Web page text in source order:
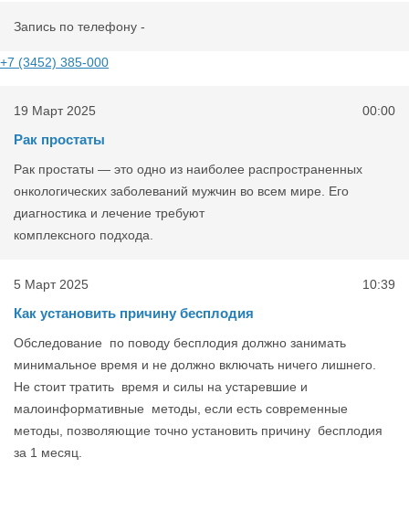
Запись по телефону -
+7 (3452) 385-000
19 Март 2025 00:00
Рак простаты
Рак простаты — это одно из наиболее распространенных
онкологических заболеваний мужчин во всем мире. Его
диагностика и лечение требуют
комплексного подхода.
5 Март 2025 10:39
Как установить причину бесплодия
Обследование по поводу бесплодия должно занимать
минимальное время и не должно включать ничего лишнего.
Не стоит тратить время и силы на устаревшие и
малоинформативные методы, если есть современные
методы, позволяющие точно установить причину бесплодия
за 1 месяц.